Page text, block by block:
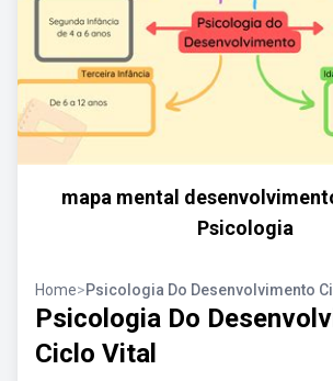
mapa mental
Psicologia
Home>Psicologia Do Desenvolvimento
Psicologia Do
Ciclo Vital